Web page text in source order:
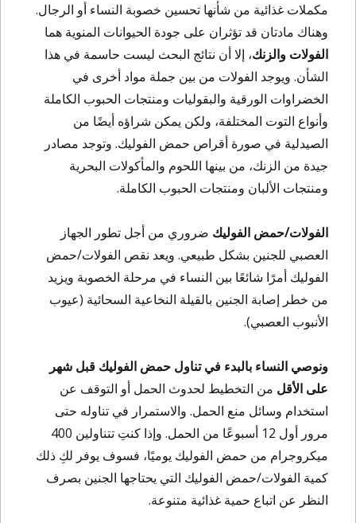
مكملات غذائية من شأنها تحسين خصوبة النساء أو الرجال.
وهناك مادتان قد تؤثران على جودة الحيوانات المنوية هما
الفولات والزنك، إلا أن نتائج البحث ليست حاسمة في هذا
الشأن. ويوجد الفولات من بين جملة مواد أخرى في
الخضراوات الورقية والبقوليات ومنتجات الحبوب الكاملة
وأنواع التوت المختلفة، ولكن يمكن شراؤه أيضًا من
الصيدلية في صورة أقراص حمض الفوليك. وتوجد مصادر
جيدة من الزنك، من بينها اللحوم والمأكولات البحرية
ومنتجات الألبان ومنتجات الحبوب الكاملة.
الفولات/حمض الفوليك ضروري من أجل تطور الجهاز
العصبي للجنين بشكل طبيعي. ويعد نقص الفولات/حمض
الفوليك أمرًا شائعًا بين النساء في مرحلة الخصوبة ويزيد
من خطر إصابة الجنين بالقيلة النخاعية السحائية (عيوب
الأنبوب العصبي).
ونوصي النساء بالبدء في تناول حمض الفوليك قبل شهر
على الأقل من التخطيط لحدوث الحمل أو التوقف عن
استخدام وسائل منع الحمل. والاستمرار في تناوله حتى
مرور أول 12 أسبوعًا من الحمل. وإذا كنتِ تتناولين 400
ميكروجرام من حمض الفوليك يوميًا، فسوف يوفر لكِ ذلك
كمية الفولات/حمض الفوليك التي يحتاجها الجنين بصرف
النظر عن اتباع حمية غذائية متنوعة.